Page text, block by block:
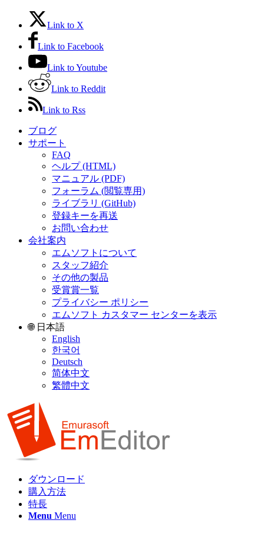
Link to X
Link to Facebook
Link to Youtube
Link to Reddit
Link to Rss
ブログ
サポート
FAQ
ヘルプ (HTML)
マニュアル (PDF)
フォーラム (閲覧専用)
ライブラリ (GitHub)
登録キーを再送
お問い合わせ
会社案内
エムソフトについて
スタッフ紹介
その他の製品
受賞賞一覧
プライバシー ポリシー
エムソフト カスタマー センターを表示
🌐 日本語
English
한국어
Deutsch
简体中文
繁體中文
ダウンロード
購入方法
特長
Menu Menu